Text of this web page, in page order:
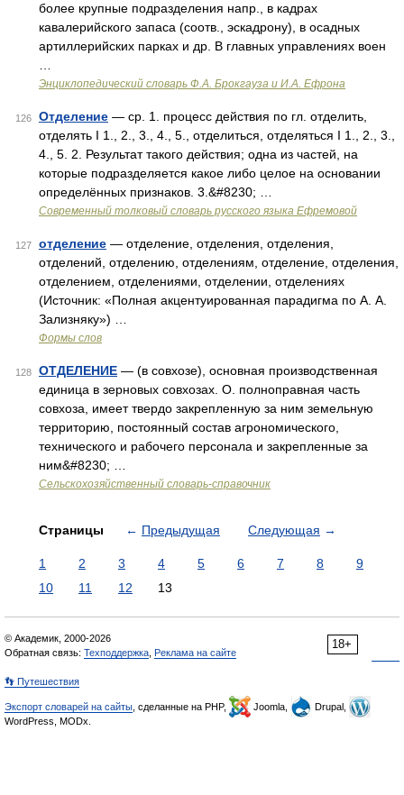
более крупные подразделения напр., в кадрах
кавалерийского запаса (соотв., эскадрону), в осадных
артиллерийских парках и др. В главных управлениях воен
Энциклопедический словарь Ф.А. Брокгауза и И.А. Ефрона
126 Отделение — ср. 1. процесс действия по гл. отделить,
отделять I 1., 2., 3., 4., 5., отделиться, отделяться I 1., 2., 3.,
4., 5. 2. Результат такого действия; одна из частей, на
которые подразделяется какое либо целое на основании
определённых признаков. 3.&#8230; …
Современный толковый словарь русского языка Ефремовой
127 отделение — отделение, отделения, отделения,
отделений, отделению, отделениям, отделение, отделения,
отделением, отделениями, отделении, отделениях
(Источник: «Полная акцентуированная парадигма по А. А.
Зализняку») …
Формы слов
128 ОТДЕЛЕНИЕ — (в совхозе), основная производственная
единица в зерновых совхозах. О. полноправная часть
совхоза, имеет твердо закрепленную за ним земельную
территорию, постоянный состав агрономического,
технического и рабочего персонала и закрепленные за
ним&#8230; …
Сельскохозяйственный словарь-справочник
Страницы ← Предыдущая Следующая →
1 2 3 4 5 6 7 8
9
10
11 12 13
18+
© Академик, 2000-2026
Обратная связь: Техподдержка Реклама на сайте
👣 Путешествия
Экспорт словарей на сайты , сделанные на PHP, Joomla,
Drupal,
WordPress, MODx.